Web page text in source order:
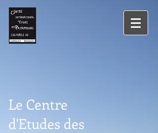
Le Centre
d'Etudes des